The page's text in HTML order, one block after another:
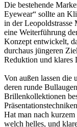
Die bestehende
Eyewear“ sollte an
in der Leopoldstrasse
eine Weiterführung
Konzept entwickelt,
durchaus jüngeren
Reduktion und klares
Von außen lassen die
deren runde
Brillenkollektionen
Hat man nach
welch helles, und